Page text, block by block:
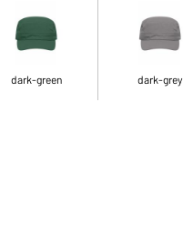
dark-green dark-grey